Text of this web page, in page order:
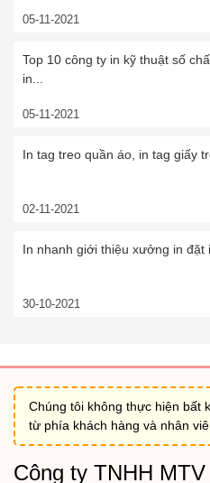
05-11-2021
Top 10 công ty in kỹ thuật số
in...
05-11-2021
In tag treo quần áo, in tag giấy
02-11-2021
In nhanh giới thiệu xưởng in đặt
30-10-2021
Chúng tôi không thực hiện bất
từ phía khách hàng và nhân
Công ty TNHH MTV